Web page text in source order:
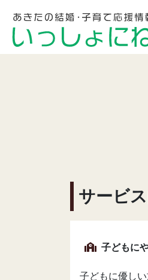
サービ
子どもに
子どもに優し